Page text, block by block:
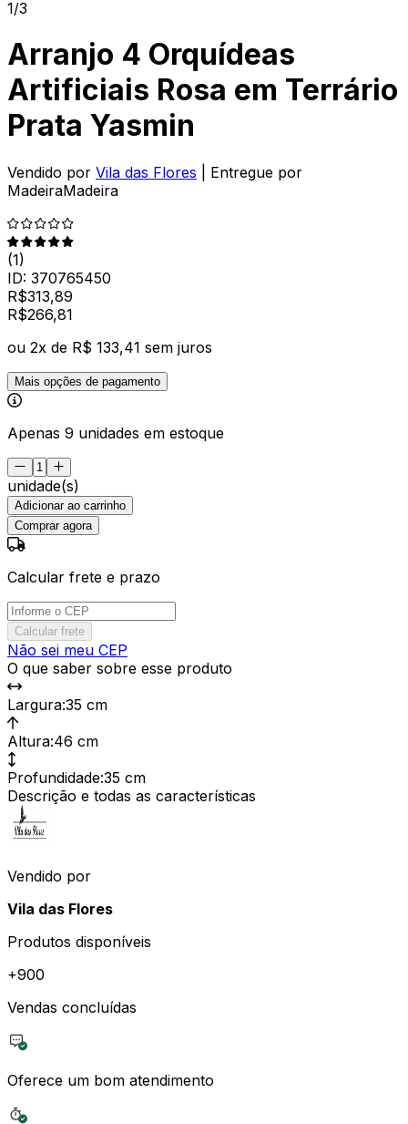
1/3
Arranjo 4 Orquídeas
Artificiais Rosa em Terrário
Prata Yasmin
Vendido por Vila das Flores
| Entregue por
MadeiraMadeira
(1)
ID: 370765450
R$313,89
R$266,81
ou 2x de R$ 133,41 sem juros
Mais opções de pagamento
Apenas 9 unidades em estoque
unidade(s)
Adicionar ao carrinho
Comprar agora
Calcular frete e prazo
Calcular frete
Não sei meu CEP
O que saber sobre esse produto
Largura:35 cm
Altura:46 cm
Profundidade:35 cm
Descrição e todas as características
Vendido por
Vila das Flores
Produtos disponíveis
+900
Vendas concluídas
Oferece um bom atendimento